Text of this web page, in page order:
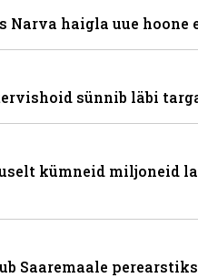
Narva haigla uue hoone
sünnib läbi
kümneid miljoneid
Saaremaale perearstiks